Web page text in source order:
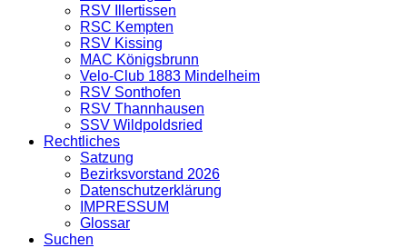
RSV Illertissen
RSC Kempten
RSV Kissing
MAC Königsbrunn
Velo-Club 1883 Mindelheim
RSV Sonthofen
RSV Thannhausen
SSV Wildpoldsried
Rechtliches
Satzung
Bezirksvorstand 2026
Datenschutzerklärung
IMPRESSUM
Glossar
Suchen